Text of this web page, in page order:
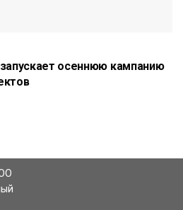
осеннюю кампанию